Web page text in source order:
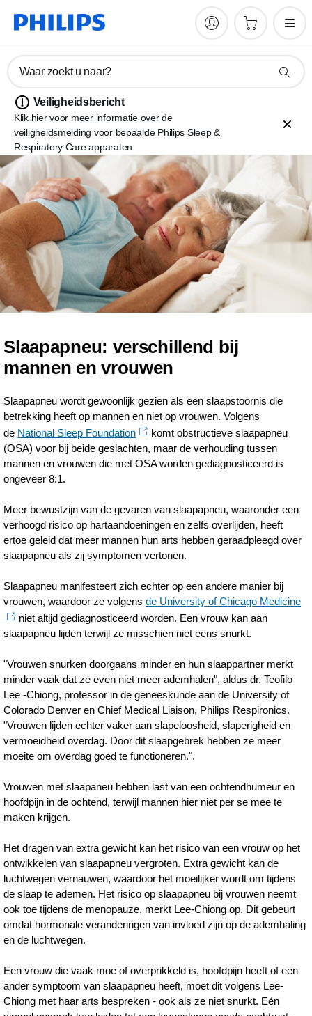
Waar zoekt u naar?
Veiligheidsbericht
Klik hier voor meer informatie over de
veiligheidsmelding voor bepaalde Philips Sleep &
Respiratory Care apparaten
Slaapapneu: verschillend bij
mannen en vrouwen
Slaapapneu wordt gewoonlijk gezien als een slaapstoornis die
betrekking heeft op mannen en niet op vrouwen. Volgens
de National Sleep Foundation
komt obstructieve slaapapneu
(OSA) voor bij beide geslachten, maar de verhouding tussen
mannen en vrouwen die met OSA worden gediagnosticeerd is
ongeveer 8:1.
Meer bewustzijn van de gevaren van slaapapneu, waaronder een
verhoogd risico op hartaandoeningen en zelfs overlijden, heeft
ertoe geleid dat meer mannen hun arts hebben geraadpleegd over
slaapapneu als zij symptomen vertonen.
Slaapapneu manifesteert zich echter op een andere manier bij
vrouwen, waardoor ze volgensde University of Chicago Medicine
niet altijd gediagnosticeerd worden. Een vrouw kan aan
slaapapneu lijden terwijl ze misschien niet eens snurkt.
"Vrouwen snurken doorgaans minder en hun slaappartner merkt
minder vaak dat ze even niet meer ademhalen", aldus dr. Teofilo
Lee -Chiong, professor in de geneeskunde aan de University of
Colorado Denver en Chief Medical Liaison, Philips Respironics.
"Vrouwen lijden echter vaker aan slapeloosheid, slaperigheid en
vermoeidheid overdag. Door dit slaapgebrek hebben ze meer
moeite om overdag goed te functioneren.".
Vrouwen met slaapaneu hebben last van een ochtendhumeur en
hoofdpijn in de ochtend, terwijl mannen hier niet per se mee te
maken krijgen.
Het dragen van extra gewicht kan het risico van een vrouw op het
ontwikkelen van slaapapneu vergroten. Extra gewicht kan de
luchtwegen vernauwen, waardoor het moeilijker wordt om tijdens
de slaap te ademen. Het risico op slaapapneu bij vrouwen neemt
ook toe tijdens de menopauze, merkt Lee-Chiong op. Dit gebeurt
omdat hormonale veranderingen van invloed zijn op de ademhaling
en de luchtwegen.
Een vrouw die vaak moe of overprikkeld is, hoofdpijn heeft of een
ander symptoom van slaapapneu heeft, moet dit volgens Lee-
Chiong met haar arts bespreken - ook als ze niet snurkt. Eén